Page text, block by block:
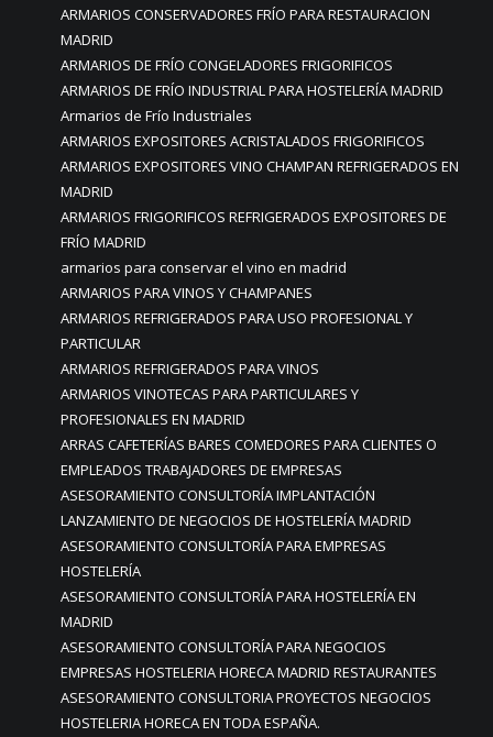
ARMARIOS CONSERVADORES FRÍO PARA RESTAURACION
MADRID
ARMARIOS DE FRÍO CONGELADORES FRIGORIFICOS
ARMARIOS DE FRÍO INDUSTRIAL PARA HOSTELERÍA MADRID
Armarios de Frío Industriales
ARMARIOS EXPOSITORES ACRISTALADOS FRIGORIFICOS
ARMARIOS EXPOSITORES VINO CHAMPAN REFRIGERADOS EN
MADRID
ARMARIOS FRIGORIFICOS REFRIGERADOS EXPOSITORES DE
FRÍO MADRID
armarios para conservar el vino en madrid
ARMARIOS PARA VINOS Y CHAMPANES
ARMARIOS REFRIGERADOS PARA USO PROFESIONAL Y
PARTICULAR
ARMARIOS REFRIGERADOS PARA VINOS
ARMARIOS VINOTECAS PARA PARTICULARES Y
PROFESIONALES EN MADRID
ARRAS CAFETERÍAS BARES COMEDORES PARA CLIENTES O
EMPLEADOS TRABAJADORES DE EMPRESAS
ASESORAMIENTO CONSULTORÍA IMPLANTACIÓN
LANZAMIENTO DE NEGOCIOS DE HOSTELERÍA MADRID
ASESORAMIENTO CONSULTORÍA PARA EMPRESAS
HOSTELERÍA
ASESORAMIENTO CONSULTORÍA PARA HOSTELERÍA EN
MADRID
ASESORAMIENTO CONSULTORÍA PARA NEGOCIOS
EMPRESAS HOSTELERIA HORECA MADRID RESTAURANTES
ASESORAMIENTO CONSULTORIA PROYECTOS NEGOCIOS
HOSTELERIA HORECA EN TODA ESPAÑA.